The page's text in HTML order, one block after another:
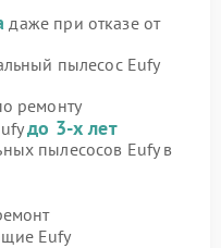
даже при отказе от
пылесос Eufy
ремонту
до 3-х лет
пылесосов Eufy в
Eufy